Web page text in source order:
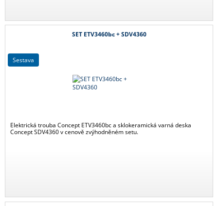
SET ETV3460bc + SDV4360
Elektrická trouba Concept ETV3460bc a sklokeramická varná deska
Concept SDV4360 v cenově zvýhodněném setu.
sestava